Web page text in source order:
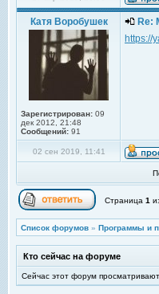
Катя Воробушек
Зарегистрирован: 09
дек 2012, 21:48
Сообщений: 91
Re:
https://
02 сен 2019, 11:41
Страница 1
Список форумов » Программы и
Кто сейчас на форуме
Сейчас этот форум